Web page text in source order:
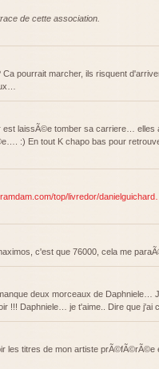
de cette association.
Ca pourrait marcher, ils risquent
est laissÃ©e tomber sa carriere… elles
:) En tout K chapo bas pour
top/livredor/
c'est que 76000, cela me
deux morceaux de Daphniele…
!!! Daphniele… je t'aime.. Dire que j'ai
les titres de mon artiste